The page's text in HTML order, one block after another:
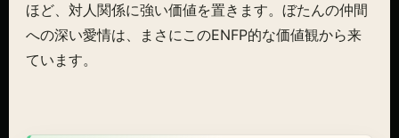
ほど、対人関係に強い価値を置きます。ぼたんの仲間
への深い愛情は、まさにこのENFP的な価値観から来
ています。